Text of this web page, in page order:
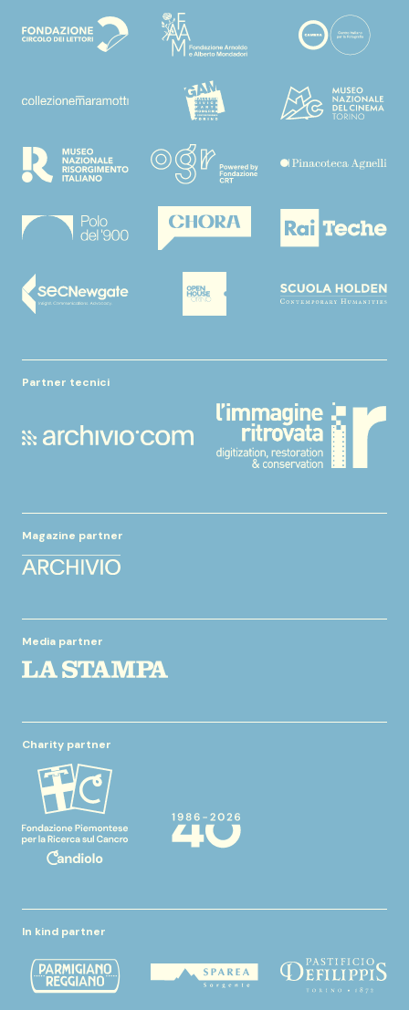
Partner tecnici
Magazine partner
Media partner
Charity partner
In kind partner